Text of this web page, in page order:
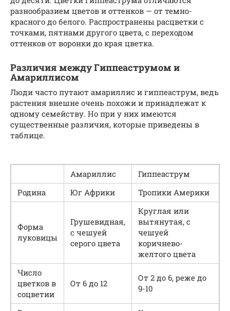
разнообразием цветов и оттенков — от темно-
красного до белого. Распространены расцветки с
точками, пятнами другого цвета, с переходом
оттенков от воронки до края цветка.
Различия между Гиппеаструмом и
Амариллисом
Люди часто путают амариллис и гиппеаструм, ведь
растения внешне очень похожи и принадлежат к
одному семейству. Но при у них имеются
существенные различия, которые приведены в
таблице.
Амариллис
Гиппеаструм
Родина
Юг Африки Тропики Америки
Форма
луковицы
Грушевидная,
с чешуей
серого цвета
Круглая или
вытянутая, с
чешуей
коричнево-
желтого цвета
Число
цветков в
соцветии
От 6 до 12
От 2 до 6, реже до
9-10